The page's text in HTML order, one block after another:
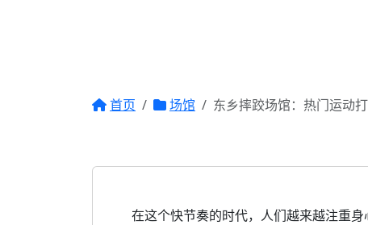
首页 场馆 东乡摔跤场馆：热门运动
在这个快节奏的时代，人们越来越注重